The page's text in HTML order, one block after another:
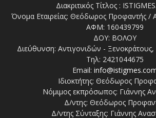
Διακριτικός Τίτλος :
Όνομα Εταιρείας: Θεόδωρος Προφαντής /
ΑΦΜ: 160439799
ΔΟΥ: ΒΟΛΟΥ
Διεύθυνση: Αντιγονιδών -
Τηλ: 2421044675
Email:
Ιδιοκτήτης: Θεόδωρος
Νόμιμος εκπρόσωπος: Γιάννης
Δ/ντης: Θεόδωρος
Δ/ντης Σύνταξης: Γιάννης